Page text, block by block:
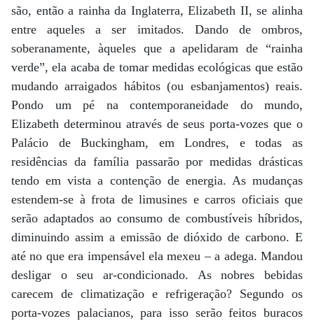
são, então a rainha da Inglaterra, Elizabeth II, se alinha
entre aqueles a ser imitados. Dando de ombros,
soberanamente, àqueles que a apelidaram de “rainha
verde”, ela acaba de tomar medidas ecológicas que estão
mudando arraigados hábitos (ou esbanjamentos) reais.
Pondo um pé na contemporaneidade do mundo,
Elizabeth determinou através de seus porta-vozes que o
Palácio de Buckingham, em Londres, e todas as
residências da família passarão por medidas drásticas
tendo em vista a contenção de energia. As mudanças
estendem-se à frota de limusines e carros oficiais que
serão adaptados ao consumo de combustíveis híbridos,
diminuindo assim a emissão de dióxido de carbono. E
até no que era impensável ela mexeu – a adega. Mandou
desligar o seu ar-condicionado. As nobres bebidas
carecem de climatização e refrigeração? Segundo os
porta-vozes palacianos, para isso serão feitos buracos